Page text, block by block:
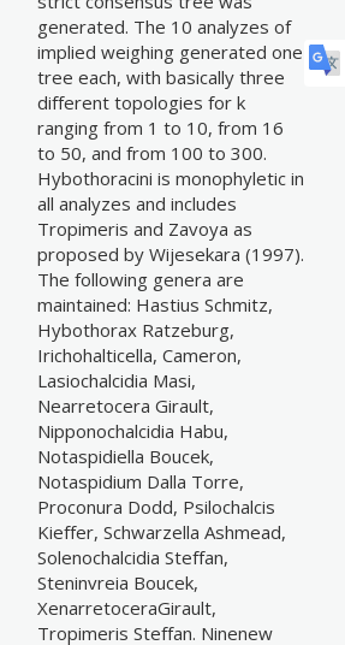
generated. The 10 analyzes of
implied weighing generated one
tree each, with basically three
different topologies for k
ranging from 1 to 10, from 16
to 50, and from 100 to 300.
Hybothoracini is monophyletic in
all analyzes and includes
Tropimeris and Zavoya as
proposed by Wijesekara (1997).
The following genera are
maintained: Hastius Schmitz,
Hybothorax Ratzeburg,
Irichohalticella, Cameron,
Lasiochalcidia Masi,
Nearretocera Girault,
Nipponochalcidia Habu,
Notaspidiella Boucek,
Notaspidium Dalla Torre,
Proconura Dodd, Psilochalcis
Kieffer, Schwarzella Ashmead,
Solenochalcidia Steffan,
Steninvreia Boucek,
XenarretoceraGirault,
Tropimeris Steffan. Ninenew